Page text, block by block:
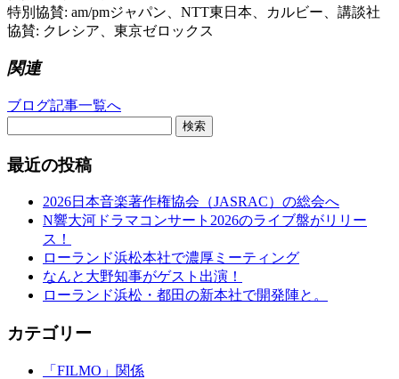
特別協賛: am/pmジャパン、NTT東日本、カルビー、講談社
協賛: クレシア、東京ゼロックス
関連
ブログ記事一覧へ
検索
最近の投稿
2026日本音楽著作権協会（JASRAC）の総会へ
N響大河ドラマコンサート2026のライブ盤がリリー
ス！
ローランド浜松本社で濃厚ミーティング
なんと大野知事がゲスト出演！
ローランド浜松・都田の新本社で開発陣と。
カテゴリー
「FILMO」関係